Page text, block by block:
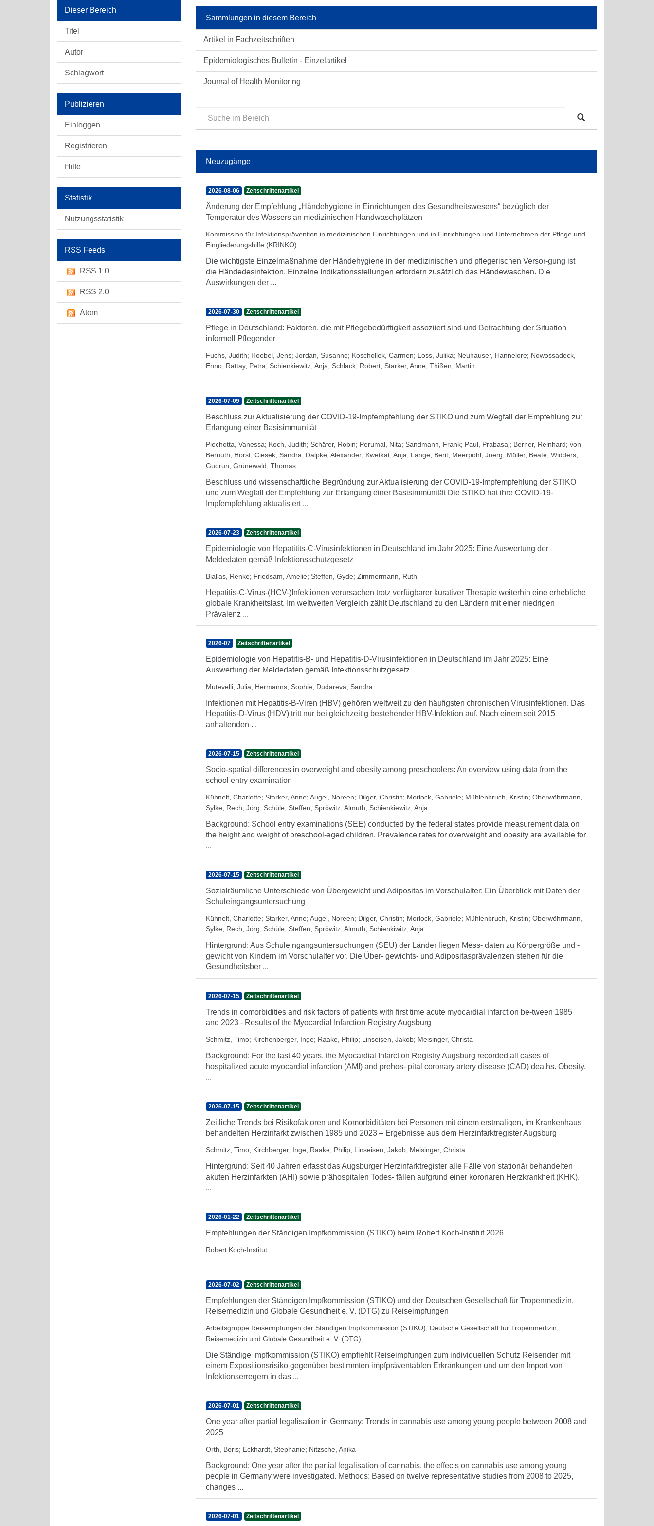
Dieser Bereich
Titel
Autor
Schlagwort
Publizieren
Einloggen
Registrieren
Hilfe
Statistik
Nutzungsstatistik
RSS Feeds
RSS 1.0
RSS 2.0
Atom
Sammlungen in diesem Bereich
Artikel in Fachzeitschriften
Epidemiologisches Bulletin - Einzelartikel
Journal of Health Monitoring
Neuzugänge
2026-08-06 Zeitschriftenartikel
Änderung der Empfehlung „Händehygiene in Einrichtungen des Gesundheitswesens“ bezüglich der
Temperatur des Wassers an medizinischen Handwaschplätzen
Kommission für Infektionsprävention in medizinischen Einrichtungen und in Einrichtungen und Unternehmen der Pflege und
Eingliederungshilfe (KRINKO)
Die wichtigste Einzelmaßnahme der Händehygiene in der medizinischen und pflegerischen Versor-gung ist
die Händedesinfektion. Einzelne Indikationsstellungen erfordern zusätzlich das Händewaschen. Die
Auswirkungen der ...
2026-07-30 Zeitschriftenartikel
Pflege in Deutschland: Faktoren, die mit Pflegebedürftigkeit assoziiert sind und Betrachtung der Situation
informell Pflegender
Fuchs, Judith; Hoebel, Jens; Jordan, Susanne; Koschollek, Carmen; Loss, Julika; Neuhauser, Hannelore; Nowossadeck,
Enno; Rattay, Petra; Schienkiewitz, Anja; Schlack, Robert; Starker, Anne; Thißen, Martin
2026-07-09 Zeitschriftenartikel
Beschluss zur Aktualisierung der COVID-19-Impfempfehlung der STIKO und zum Wegfall der Empfehlung zur
Erlangung einer Basisimmunität
Piechotta, Vanessa; Koch, Judith; Schäfer, Robin; Perumal, Nita; Sandmann, Frank; Paul, Prabasaj; Berner, Reinhard; von
Bernuth, Horst; Ciesek, Sandra; Dalpke, Alexander; Kwetkat, Anja; Lange, Berit; Meerpohl, Joerg; Müller, Beate; Widders,
Gudrun; Grünewald, Thomas
Beschluss und wissenschaftliche Begründung zur Aktualisierung der COVID-19-Impfempfehlung der STIKO
und zum Wegfall der Empfehlung zur Erlangung einer Basisimmunität Die STIKO hat ihre COVID-19-
Impfempfehlung aktualisiert ...
2026-07-23 Zeitschriftenartikel
Epidemiologie von Hepatitits-C-Virusinfektionen in Deutschland im Jahr 2025: Eine Auswertung der
Meldedaten gemäß Infektionsschutzgesetz
Biallas, Renke; Friedsam, Amelie; Steffen, Gyde; Zimmermann, Ruth
Hepatitis-C-Virus-(HCV-)Infektionen verursachen trotz verfügbarer kurativer Therapie weiterhin eine erhebliche
globale Krankheitslast. Im weltweiten Vergleich zählt Deutschland zu den Ländern mit einer niedrigen
Prävalenz ...
2026-07 Zeitschriftenartikel
Epidemiologie von Hepatitis-B- und Hepatitis-D-Virusinfektionen in Deutschland im Jahr 2025: Eine
Auswertung der Meldedaten gemäß Infektionsschutzgesetz
Mutevelli, Julia; Hermanns, Sophie; Dudareva, Sandra
Infektionen mit Hepatitis-B-Viren (HBV) gehören weltweit zu den häufigsten chronischen Virusinfektionen. Das
Hepatitis-D-Virus (HDV) tritt nur bei gleichzeitig bestehender HBV-Infektion auf. Nach einem seit 2015
anhaltenden ...
2026-07-15 Zeitschriftenartikel
Socio-spatial differences in overweight and obesity among preschoolers: An overview using data from the
school entry examination
Kühnelt, Charlotte; Starker, Anne; Augel, Noreen; Dilger, Christin; Morlock, Gabriele; Mühlenbruch, Kristin; Oberwöhrmann,
Sylke; Rech, Jörg; Schüle, Steffen; Spröwitz, Almuth; Schienkiewitz, Anja
Background: School entry examinations (SEE) conducted by the federal states provide measurement data on
the height and weight of preschool-aged children. Prevalence rates for overweight and obesity are available for
...
2026-07-15 Zeitschriftenartikel
Sozialräumliche Unterschiede von Übergewicht und Adipositas im Vorschulalter: Ein Überblick mit Daten der
Schuleingangsuntersuchung
Kühnelt, Charlotte; Starker, Anne; Augel, Noreen; Dilger, Christin; Morlock, Gabriele; Mühlenbruch, Kristin; Oberwöhrmann,
Sylke; Rech, Jörg; Schüle, Steffen; Spröwitz, Almuth; Schienkiwitz, Anja
Hintergrund: Aus Schuleingangsuntersuchungen (SEU) der Länder liegen Mess- daten zu Körpergröße und -
gewicht von Kindern im Vorschulalter vor. Die Über- gewichts- und Adipositasprävalenzen stehen für die
Gesundheitsber ...
2026-07-15 Zeitschriftenartikel
Trends in comorbidities and risk factors of patients with first time acute myocardial infarction be-tween 1985
and 2023 - Results of the Myocardial Infarction Registry Augsburg
Schmitz, Timo; Kirchenberger, Inge; Raake, Philip; Linseisen, Jakob; Meisinger, Christa
Background: For the last 40 years, the Myocardial Infarction Registry Augsburg recorded all cases of
hospitalized acute myocardial infarction (AMI) and prehos- pital coronary artery disease (CAD) deaths. Obesity,
...
2026-07-15 Zeitschriftenartikel
Zeitliche Trends bei Risikofaktoren und Komorbiditäten bei Personen mit einem erstmaligen, im Krankenhaus
behandelten Herzinfarkt zwischen 1985 und 2023 – Ergebnisse aus dem Herzinfarktregister Augsburg
Schmitz, Timo; Kirchberger, Inge; Raake, Philip; Linseisen, Jakob; Meisinger, Christa
Hintergrund: Seit 40 Jahren erfasst das Augsburger Herzinfarktregister alle Fälle von stationär behandelten
akuten Herzinfarkten (AHI) sowie prähospitalen Todes- fällen aufgrund einer koronaren Herzkrankheit (KHK).
...
2026-01-22 Zeitschriftenartikel
Empfehlungen der Ständigen Impfkommission (STIKO) beim Robert Koch-Institut 2026
Robert Koch-Institut
2026-07-02 Zeitschriftenartikel
Empfehlungen der Ständigen Impfkommission (STIKO) und der Deutschen Gesellschaft für Tropenmedizin,
Reisemedizin und Globale Gesundheit e. V. (DTG) zu Reiseimpfungen
Arbeitsgruppe Reiseimpfungen der Ständigen Impfkommission (STIKO); Deutsche Gesellschaft für Tropenmedizin,
Reisemedizin und Globale Gesundheit e. V. (DTG)
Die Ständige Impfkommission (STIKO) empfiehlt Reiseimpfungen zum individuellen Schutz Reisender mit
einem Expositionsrisiko gegenüber bestimmten impfpräventablen Erkrankungen und um den Import von
Infektionserregern in das ...
2026-07-01 Zeitschriftenartikel
One year after partial legalisation in Germany: Trends in cannabis use among young people between 2008 and
2025
Orth, Boris; Eckhardt, Stephanie; Nitzsche, Anika
Background: One year after the partial legalisation of cannabis, the effects on cannabis use among young
people in Germany were investigated. Methods: Based on twelve representative studies from 2008 to 2025,
changes ...
2026-07-01 Zeitschriftenartikel